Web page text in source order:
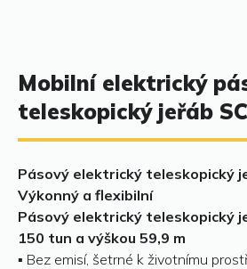
Mobilní elektrický
teleskopický jeřáb
Pásový elektrický teleskopický
Výkonný a flexibilní
Pásový elektrický teleskopický
150 tun a výškou 59,9 m
▪ Bez emisí, šetrné k životnímu